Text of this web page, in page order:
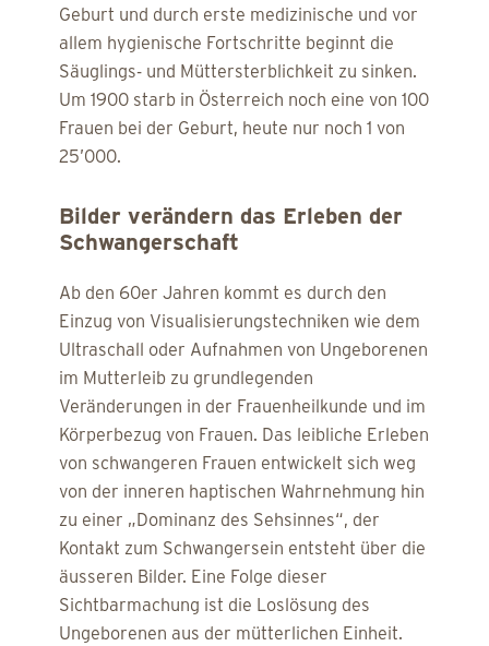
Geburt und durch erste medizinische und vor
allem hygienische Fortschritte beginnt die
Säuglings- und Müttersterblichkeit zu sinken.
Um 1900 starb in Österreich noch eine von 100
Frauen bei der Geburt, heute nur noch 1 von
25’000.
Bilder verändern das Erleben der
Schwangerschaft
Ab den 60er Jahren kommt es durch den
Einzug von Visualisierungstechniken wie dem
Ultraschall oder Aufnahmen von Ungeborenen
im Mutterleib zu grundlegenden
Veränderungen in der Frauenheilkunde und im
Körperbezug von Frauen. Das leibliche Erleben
von schwangeren Frauen entwickelt sich weg
von der inneren haptischen Wahrnehmung hin
zu einer „Dominanz des Sehsinnes“, der
Kontakt zum Schwangersein entsteht über die
äusseren Bilder. Eine Folge dieser
Sichtbarmachung ist die Loslösung des
Ungeborenen aus der mütterlichen Einheit.